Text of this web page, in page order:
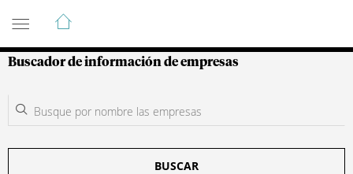
Guía de Empresas Colombianas
Buscador de información de empresas
BUSCAR